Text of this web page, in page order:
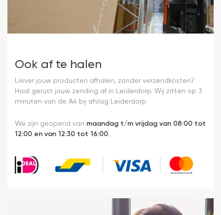
Ook af te halen
Liever jouw producten afhalen, zonder verzendkosten?
Haal gerust jouw zending af in Leiderdorp. Wij zitten op 3
minuten van de A4 bij afslag Leiderdorp.
We zijn geopend van maandag t/m vrijdag van 08:00 tot
12:00 en van 12:30 tot 16:00.